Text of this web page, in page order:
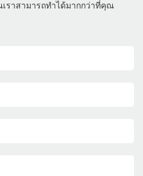
ราสามารถทำได้มากกว่าที่คุณ